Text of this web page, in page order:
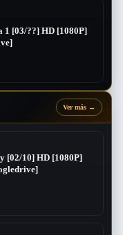
1 [03/??] HD [1080P]
Ver más →
[02/10] HD [1080P]